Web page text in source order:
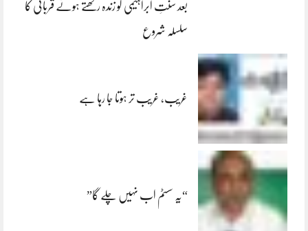
بعد سنتِ ابراہیمی کو زندہ رکھتے ہوئے قربانی کا
سلسلہ شروع
غریب، غریب تر ہوتا جا رہا ہے
“یہ سسٹم اب نہیں چلے گا”